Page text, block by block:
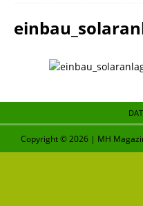
Copyright © 2026 | MH